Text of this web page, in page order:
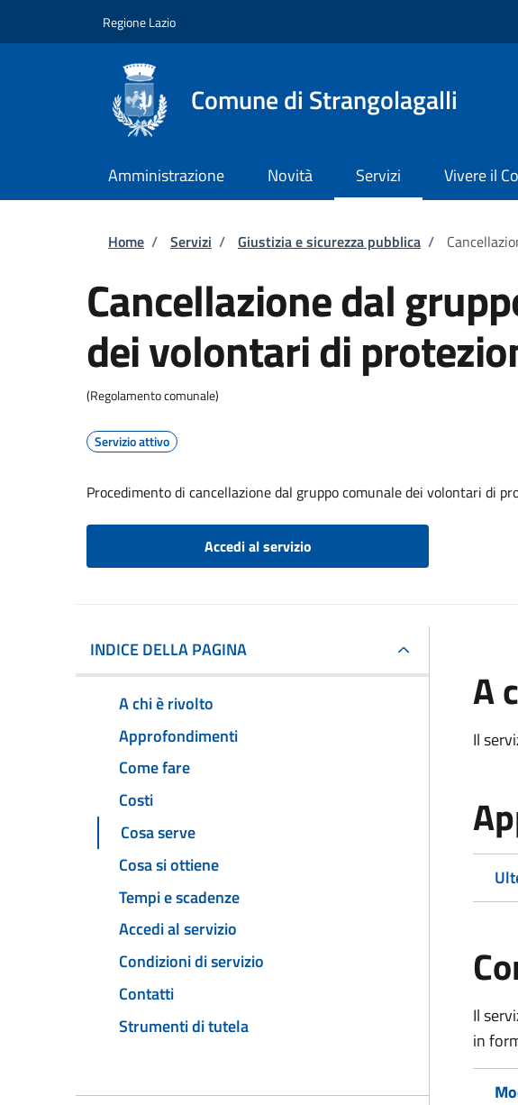
Regione Lazio
Comune di Strangolagalli
Amministrazione Novità Servizi Vivere il
Briciole di pane
Home / Servizi / Giustizia e sicurezza pubblica /
Cancellazione dal
dei volontari di
(Regolamento comunale)
Servizio attivo
Procedimento di cancellazione dal gruppo comunale dei volontari di
Accedi al servizio
INDICE DELLA PAGINA
A chi è rivolto
Approfondimenti
Come fare
Costi
Cosa serve
Cosa si ottiene
Tempi e scadenze
Accedi al servizio
Condizioni di servizio
Contatti
Strumenti di tutela
A
Il
Il
in